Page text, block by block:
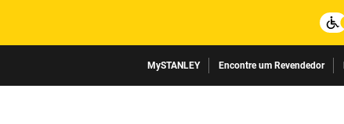
MySTANLEY Encontre um Revendedor